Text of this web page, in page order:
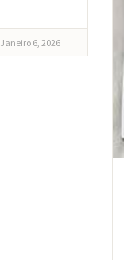
Janeiro 6, 2026